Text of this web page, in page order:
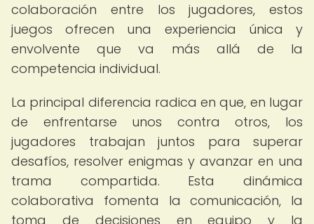
colaboración entre los jugadores, estos
juegos ofrecen una experiencia única y
envolvente que va más allá de la
competencia individual.
La principal diferencia radica en que, en lugar
de enfrentarse unos contra otros, los
jugadores trabajan juntos para superar
desafíos, resolver enigmas y avanzar en una
trama compartida. Esta dinámica
colaborativa fomenta la comunicación, la
toma de decisiones en equipo y la